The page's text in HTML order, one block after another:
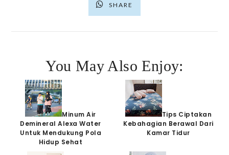
SHARE
You May Also Enjoy:
Minum Air
Demineral Alexa Water
Untuk Mendukung Pola
Hidup Sehat
Tips Ciptakan
Kebahagian Berawal Dari
Kamar Tidur